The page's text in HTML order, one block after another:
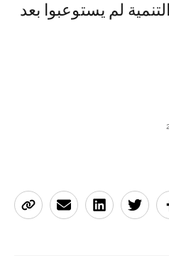
لم يستوعبوا بعد